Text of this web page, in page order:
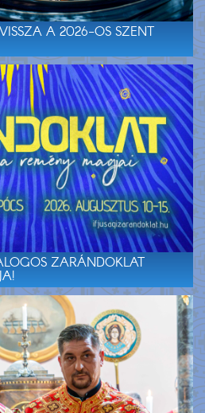
A 2026-OS SZENT
ZARÁNDOKLAT